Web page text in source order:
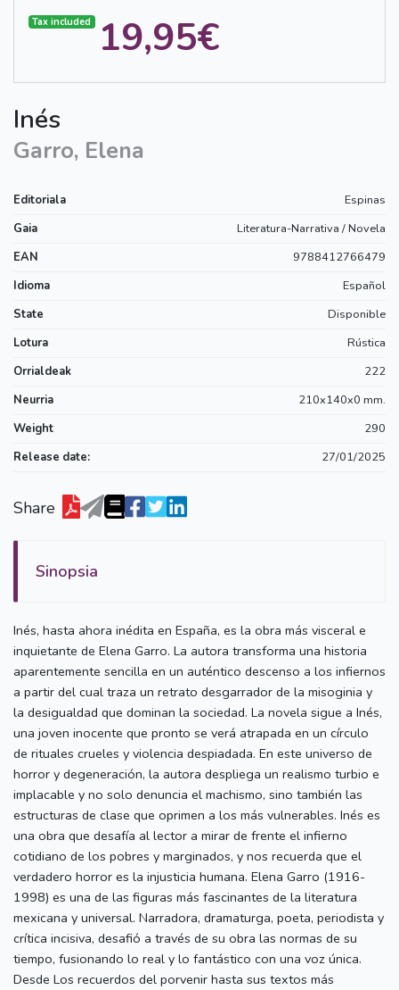
Inés
Garro, Elena
Editoriala
Espinas
Gaia
Literatura-Narrativa / Novela
EAN
9788412766479
Idioma
Español
State
Disponible
Lotura
Rústica
Orrialdeak
222
Neurria
210x140x0 mm.
Weight
290
Release date:
27/01/2025
Share
Tax included 19,95€
Sinopsia
Inés, hasta ahora inédita en España, es la obra más visceral e
inquietante de Elena Garro. La autora transforma una historia
aparentemente sencilla en un auténtico descenso a los infiernos
a partir del cual traza un retrato desgarrador de la misoginia y
la desigualdad que dominan la sociedad. La novela sigue a Inés,
una joven inocente que pronto se verá atrapada en un círculo
de rituales crueles y violencia despiadada. En este universo de
horror y degeneración, la autora despliega un realismo turbio e
implacable y no solo denuncia el machismo, sino también las
estructuras de clase que oprimen a los más vulnerables. Inés es
una obra que desafía al lector a mirar de frente el infierno
cotidiano de los pobres y marginados, y nos recuerda que el
verdadero horror es la injusticia humana. Elena Garro (1916-
1998) es una de las figuras más fascinantes de la literatura
mexicana y universal. Narradora, dramaturga, poeta, periodista y
crítica incisiva, desafió a través de su obra las normas de su
tiempo, fusionando lo real y lo fantástico con una voz única.
Desde Los recuerdos del porvenir hasta sus textos más